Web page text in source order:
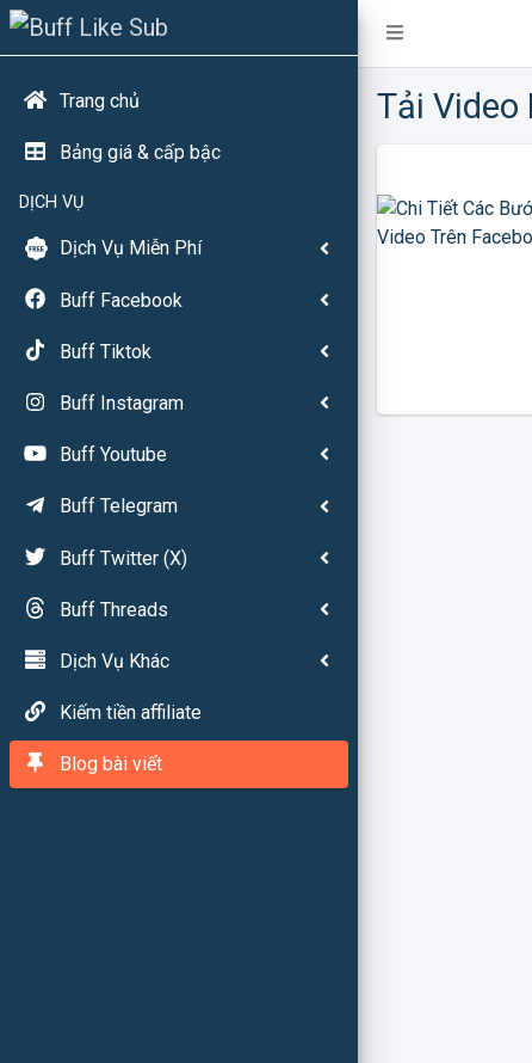
Trang chủ
Bảng giá & cấp bậc
DỊCH VỤ
Dịch Vụ Miễn Phí
Buff Facebook
Buff Tiktok
Buff Instagram
Buff Youtube
Buff Telegram
Buff Twitter (X)
Buff Threads
Dịch Vụ Khác
Kiếm tiền affiliate
Blog bài viết
Tải Video